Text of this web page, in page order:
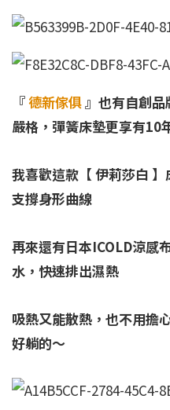
『德新傢俱』也有自創
嚴格，彈簧床墊更享有10
我喜歡這款【 伊莉莎白
支撐身形曲線
再來還有日本ICOLD涼感
水，快速排出濕熱
吸熱又能散熱，也不用擔
好躺的～